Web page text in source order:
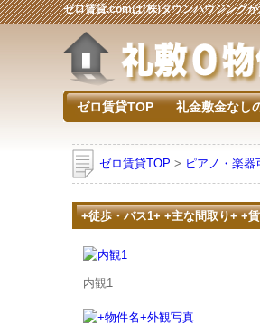
ゼロ賃貸.comは(株)タウンハウジング
ゼロ賃貸TOP 礼金敷金なし
ゼロ賃貸TOP > ピアノ・楽器
+徒歩・バス1+ +主な間取り+ +
内観1